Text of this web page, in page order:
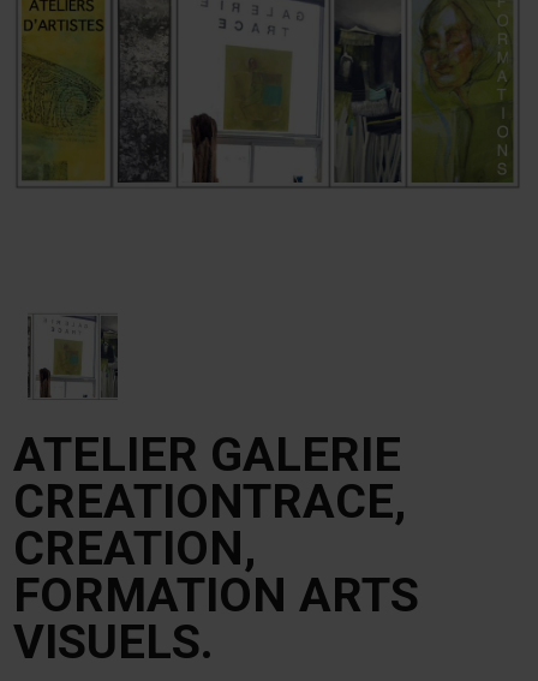
ATELIER GALERIE
CREATIONTRACE,
CREATION,
FORMATION ARTS
VISUELS.